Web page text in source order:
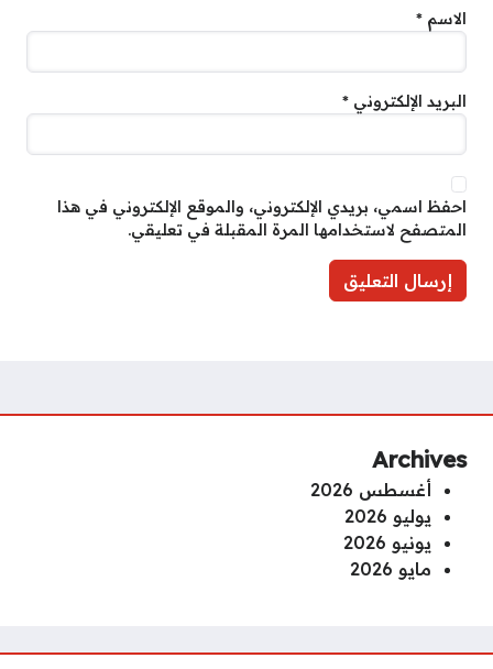
الاسم *
البريد الإلكتروني *
احفظ اسمي، بريدي الإلكتروني، والموقع الإلكتروني في هذا
المتصفح لاستخدامها المرة المقبلة في تعليقي.
Archives
أغسطس 2026
يوليو 2026
يونيو 2026
مايو 2026